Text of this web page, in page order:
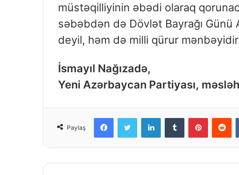
müstəqilliyinin əbədi olaraq
səbəbdən də Dövlət Bayrağı Günü
deyil, həm də milli qürur
İsmayıl Nağızadə,
Yeni Azərbaycan Partiyası,
Paylaş